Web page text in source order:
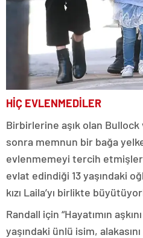
HİÇ EVLENMEDİLER
Birbirlerine aşık olan
sonra memnun bir bağa
evlenmemeyi tercih
evlat edindiği 13 yaşındaki
kızı Laila’yı birlikte
Randall için “Hayatımın
yaşındaki ünlü isim,